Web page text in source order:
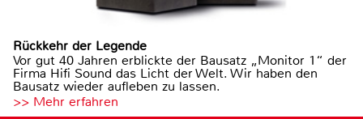
Rückkehr der Legende
Vor gut 40 Jahren erblickte der Bausatz „Monitor 1“ der
Firma Hifi Sound das Licht der Welt. Wir haben den
Bausatz wieder aufleben zu lassen.
>> Mehr erfahren